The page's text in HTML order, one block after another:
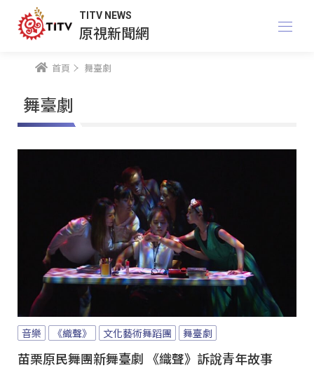
TITV NEWS
原視新聞網
首頁 舞臺劇
舞臺劇
音樂 《織聲》 文化藝術舞蹈團 舞臺劇
苗栗原民舞團新舞臺劇 《織聲》訴說青年故事